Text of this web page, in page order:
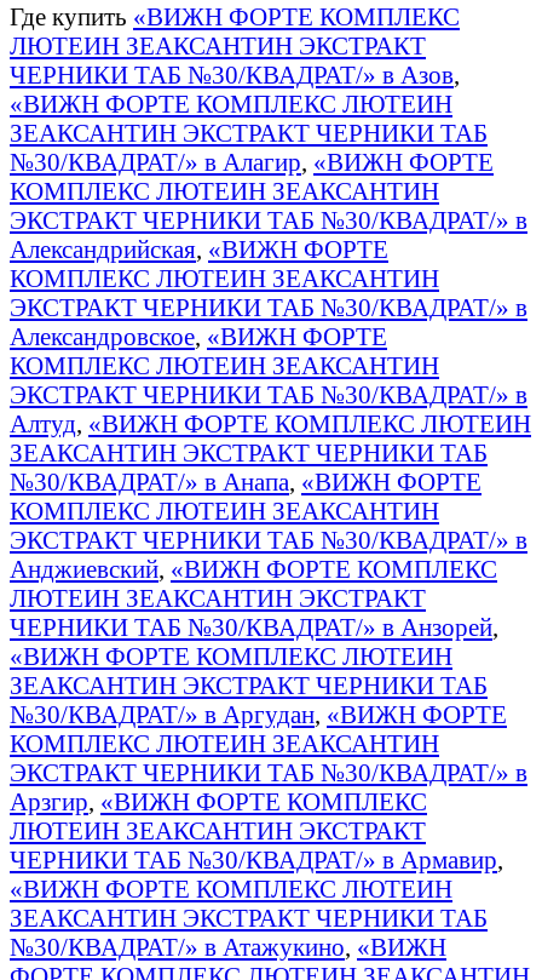
Где купить «ВИЖН ФОРТЕ КОМПЛЕКС
ЛЮТЕИН ЗЕАКСАНТИН ЭКСТРАКТ
ЧЕРНИКИ ТАБ №30/КВАДРАТ/» в Азов,
«ВИЖН ФОРТЕ КОМПЛЕКС ЛЮТЕИН
ЗЕАКСАНТИН ЭКСТРАКТ ЧЕРНИКИ ТАБ
№30/КВАДРАТ/» в Алагир, «ВИЖН ФОРТЕ
КОМПЛЕКС ЛЮТЕИН ЗЕАКСАНТИН
ЭКСТРАКТ ЧЕРНИКИ ТАБ №30/КВАДРАТ/» в
Александрийская, «ВИЖН ФОРТЕ
КОМПЛЕКС ЛЮТЕИН ЗЕАКСАНТИН
ЭКСТРАКТ ЧЕРНИКИ ТАБ №30/КВАДРАТ/» в
Александровское, «ВИЖН ФОРТЕ
КОМПЛЕКС ЛЮТЕИН ЗЕАКСАНТИН
ЭКСТРАКТ ЧЕРНИКИ ТАБ №30/КВАДРАТ/» в
Алтуд, «ВИЖН ФОРТЕ КОМПЛЕКС ЛЮТЕИН
ЗЕАКСАНТИН ЭКСТРАКТ ЧЕРНИКИ ТАБ
№30/КВАДРАТ/» в Анапа, «ВИЖН ФОРТЕ
КОМПЛЕКС ЛЮТЕИН ЗЕАКСАНТИН
ЭКСТРАКТ ЧЕРНИКИ ТАБ №30/КВАДРАТ/» в
Анджиевский, «ВИЖН ФОРТЕ КОМПЛЕКС
ЛЮТЕИН ЗЕАКСАНТИН ЭКСТРАКТ
ЧЕРНИКИ ТАБ №30/КВАДРАТ/» в Анзорей,
«ВИЖН ФОРТЕ КОМПЛЕКС ЛЮТЕИН
ЗЕАКСАНТИН ЭКСТРАКТ ЧЕРНИКИ ТАБ
№30/КВАДРАТ/» в Аргудан, «ВИЖН ФОРТЕ
КОМПЛЕКС ЛЮТЕИН ЗЕАКСАНТИН
ЭКСТРАКТ ЧЕРНИКИ ТАБ №30/КВАДРАТ/» в
Арзгир, «ВИЖН ФОРТЕ КОМПЛЕКС
ЛЮТЕИН ЗЕАКСАНТИН ЭКСТРАКТ
ЧЕРНИКИ ТАБ №30/КВАДРАТ/» в Армавир,
«ВИЖН ФОРТЕ КОМПЛЕКС ЛЮТЕИН
ЗЕАКСАНТИН ЭКСТРАКТ ЧЕРНИКИ ТАБ
№30/КВАДРАТ/» в Атажукино, «ВИЖН